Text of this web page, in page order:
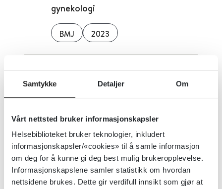
Samtykke Detaljer Om
Vårt nettsted bruker informasjonskapsler
Helsebiblioteket bruker teknologier, inkludert
informasjonskapsler/«cookies» til å samle informasjon
om deg for å kunne gi deg best mulig brukeropplevelse.
Informasjonskapslene samler statistikk om hvordan
nettsidene brukes. Dette gir verdifull innsikt som gjør at
gynekologi
BMJ 2023
Pasientinformasjon hos Psynett
PSYNETT 2016
Pasientinformasjon fra
helsenorge.no - Hud